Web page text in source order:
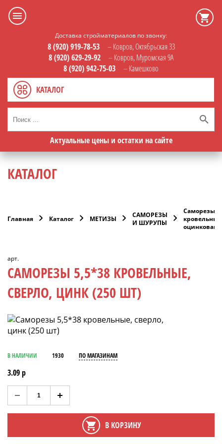
Доставка стройматериалов по звонку:
8 (920) 919-78-53
– Ковров, Октябрьская 33
8 (920) 629-29-92
– Ковров, Муромская 9А
8 (920) 942-75-03
– Камешково
КАТАЛОГ
Актуальные цены и остатки на сайте
КАТАЛОГ
Главная Каталог МЕТИЗЫ
САМОРЕЗЫ
И ШУРУПЫ
Саморезы
кровельные
арт.
САМОРЕЗЫ 5,5*38 КРОВЕЛЬНЫЕ,
СВЕРЛО, ЦИНК (250 ШТ)
В НАЛИЧИИ 1930 ПО МАГАЗИНАМ
3.09 р
В КОРЗИНУ